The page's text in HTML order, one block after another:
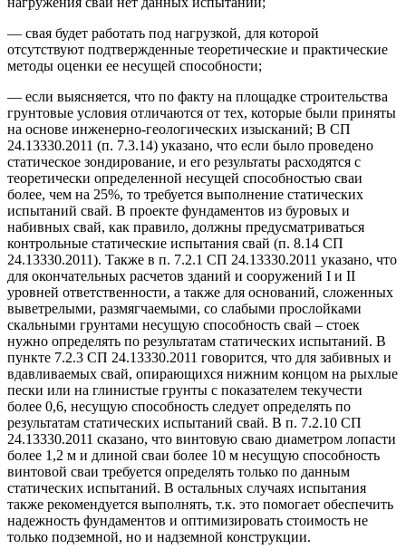
— свая будет работать под нагрузкой, для которой
отсутствуют подтвержденные теоретические и практические
методы оценки ее несущей способности;
— если выясняется, что по факту на площадке строительства
грунтовые условия отличаются от тех, которые были приняты
на основе инженерно-геологических изысканий; В СП
24.13330.2011 (п. 7.3.14) указано, что если было проведено
статическое зондирование, и его результаты расходятся с
теоретически определенной несущей способностью сваи
более, чем на 25%, то требуется выполнение статических
испытаний свай. В проекте фундаментов из буровых и
набивных свай, как правило, должны предусматриваться
контрольные статические испытания свай (п. 8.14 СП
24.13330.2011). Также в п. 7.2.1 СП 24.13330.2011 указано, что
для окончательных расчетов зданий и сооружений I и II
уровней ответственности, а также для оснований, сложенных
выветрелыми, размягчаемыми, со слабыми прослойками
скальными грунтами несущую способность свай – стоек
нужно определять по результатам статических испытаний. В
пункте 7.2.3 СП 24.13330.2011 говорится, что для забивных и
вдавливаемых свай, опирающихся нижним концом на рыхлые
пески или на глинистые грунты с показателем текучести
более 0,6, несущую способность следует определять по
результатам статических испытаний свай. В п. 7.2.10 СП
24.13330.2011 сказано, что винтовую сваю диаметром лопасти
более 1,2 м и длиной сваи более 10 м несущую способность
винтовой сваи требуется определять только по данным
статических испытаний. В остальных случаях испытания
также рекомендуется выполнять, т.к. это помогает обеспечить
надежность фундаментов и оптимизировать стоимость не
только подземной, но и надземной конструкции.